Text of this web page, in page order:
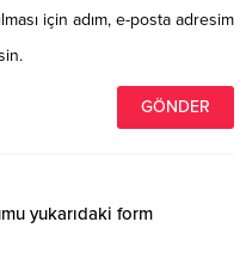
için adım, e-posta adresim
yukarıdaki form